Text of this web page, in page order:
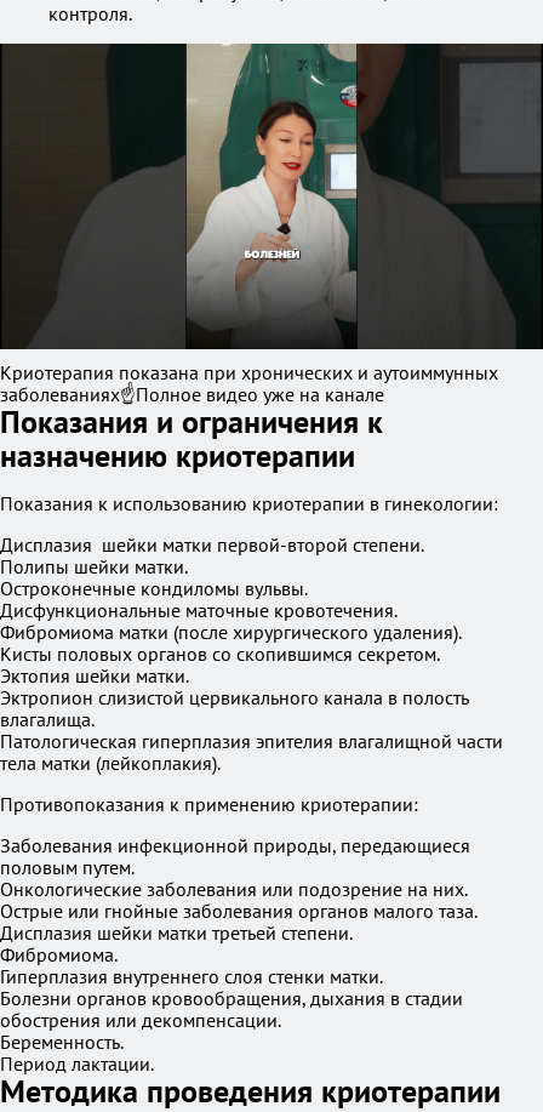
контроля.
Криотерапия показана при хронических и аутоиммунных
заболеваниях☝️Полное видео уже на канале
Показания и ограничения к
назначению криотерапии
Показания к использованию криотерапии в гинекологии:
Дисплазия шейки матки первой-второй степени.
Полипы шейки матки.
Остроконечные кондиломы вульвы.
Дисфункциональные маточные кровотечения.
Фибромиома матки (после хирургического удаления).
Кисты половых органов со скопившимся секретом.
Эктопия шейки матки.
Эктропион слизистой цервикального канала в полость
влагалища.
Патологическая гиперплазия эпителия влагалищной части
тела матки (лейкоплакия).
Противопоказания к применению криотерапии:
Заболевания инфекционной природы, передающиеся
половым путем.
Онкологические заболевания или подозрение на них.
Острые или гнойные заболевания органов малого таза.
Дисплазия шейки матки третьей степени.
Фибромиома.
Гиперплазия внутреннего слоя стенки матки.
Болезни органов кровообращения, дыхания в стадии
обострения или декомпенсации.
Беременность.
Период лактации.
Методика проведения криотерапии